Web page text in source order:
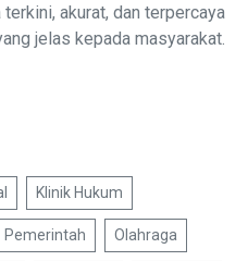
akurat, dan terpercaya
jelas kepada masyarakat.
Klinik Hukum
Pemerintah Olahraga